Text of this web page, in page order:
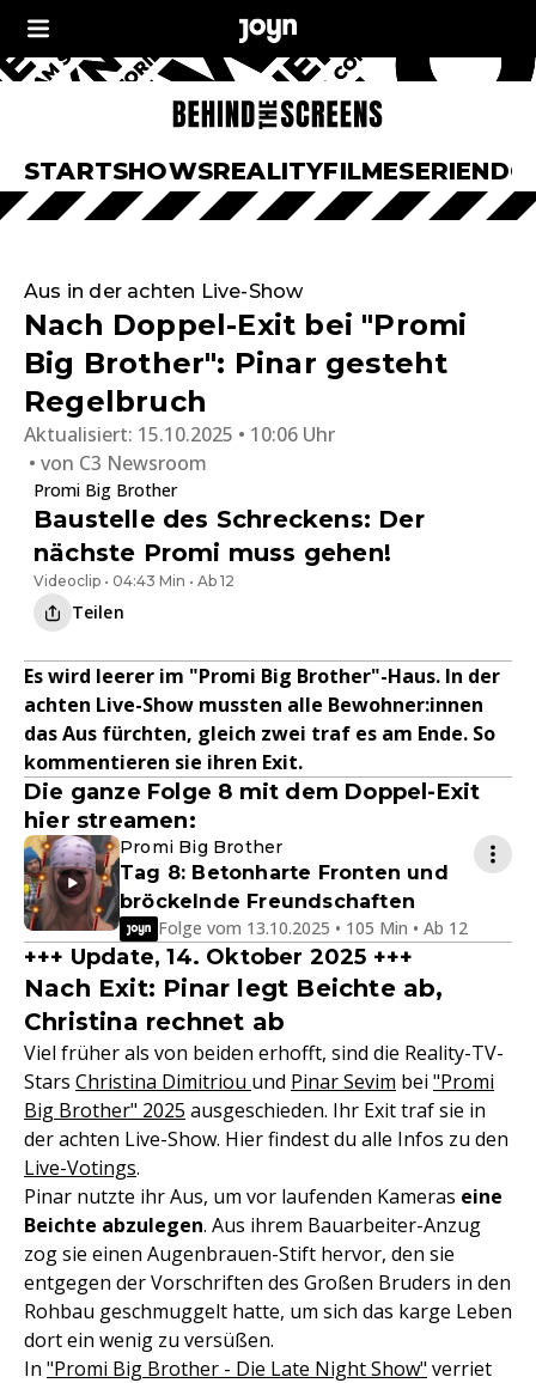
STARTSHOWSREALITYFILMESERIEN
Aus in der achten Live-Show
Nach Doppel-Exit bei "Promi
Big Brother": Pinar gesteht
Regelbruch
Aktualisiert: 15.10.2025 • 10:06 Uhr
von C3 Newsroom
Promi Big Brother
Baustelle des Schreckens: Der
nächste Promi muss gehen!
Videoclip • 04:43 Min • Ab 12
Teilen
Es wird leerer im "Promi Big Brother"-Haus. In der
achten Live-Show mussten alle Bewohner:innen
das Aus fürchten, gleich zwei traf es am Ende. So
kommentieren sie ihren Exit.
Die ganze Folge 8 mit dem Doppel-Exit
hier streamen:
Promi Big Brother
Tag 8: Betonharte Fronten und
bröckelnde Freundschaften
Folge vom 13.10.2025 • 105 Min • Ab 12
+++ Update, 14. Oktober 2025 +++
Nach Exit: Pinar legt Beichte ab,
Christina rechnet ab
Viel früher als von beiden erhofft, sind die Reality-TV-
Stars Christina Dimitriou und Pinar Sevim bei "Promi
Big Brother" 2025 ausgeschieden. Ihr Exit traf sie in
der achten Live-Show. Hier findest du alle Infos zu den
Live-Votings.
Pinar nutzte ihr Aus, um vor laufenden Kameras eine
Beichte abzulegen. Aus ihrem Bauarbeiter-Anzug
zog sie einen Augenbrauen-Stift hervor, den sie
entgegen der Vorschriften des Großen Bruders in den
Rohbau geschmuggelt hatte, um sich das karge Leben
dort ein wenig zu versüßen.
In "Promi Big Brother - Die Late Night Show" verriet